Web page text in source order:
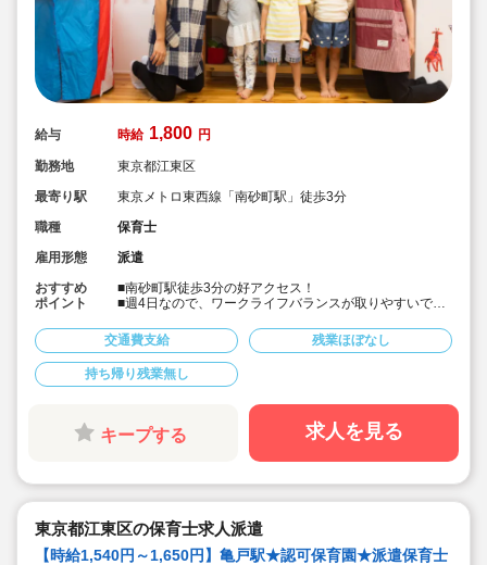
給与 時給 1,800 円
勤務地
東京都江東区
最寄り駅
東京メトロ東西線「南砂町駅」徒歩3分
職種
保育士
雇用形態
派遣
おすすめ
ポイント
■南砂町駅徒歩3分の好アクセス！
■週4日なので、ワークライフバランスが取りやすいで
■時給1,800円（別途交通費）！
■就業時間の相談も可能です！
■社会保険完備、皆勤手当制度あり！
■福利厚生サービスもあります！
交通費支給 残業ほぼなし
持ち帰り残業無し
キープする 求人を見る
東京都江東区の保育士求人派遣
【時給1,540円～1,650円】亀戸駅★認可保育園★派遣保育士